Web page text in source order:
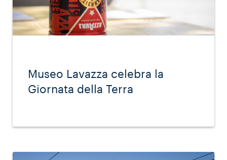
Museo Lavazza celebra la
Giornata della Terra